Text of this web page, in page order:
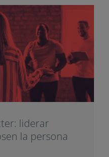
liderar
la persona